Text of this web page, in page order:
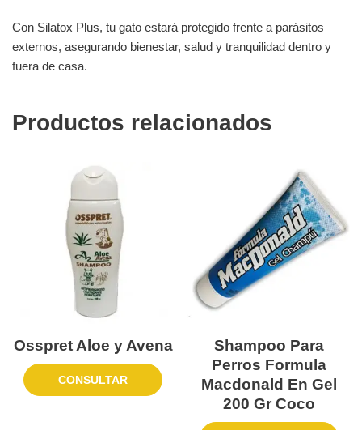
Con Silatox Plus, tu gato estará protegido frente a parásitos
externos, asegurando bienestar, salud y tranquilidad dentro y
fuera de casa.
Productos relacionados
Osspret Aloe y Avena
CONSULTAR
Shampoo Para
Perros Formula
Macdonald En Gel
200 Gr Coco